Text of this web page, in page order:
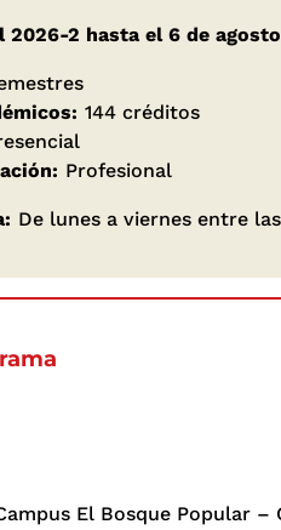
2026-2 hasta el 6 de
144 créditos
Profesional
De lunes a viernes entre
El Bosque Popular –